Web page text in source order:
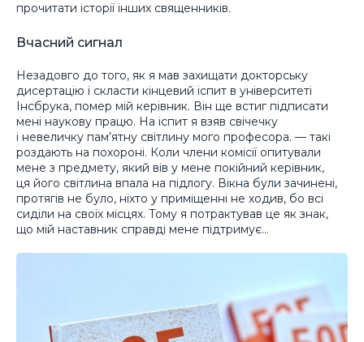
прочитати історії інших священників.
Вчасний сигнал
Незадовго до того, як я мав захищати докторську
дисертацію і скласти кінцевий іспит в університеті
Інсбрука, помер мій керівник. Він ще встиг підписати
мені наукову працю. На іспит я взяв свічечку
і невеличку пам’ятну світлину мого професора. — такі
роздають на похороні. Коли члени комісії опитували
мене з предмету, який вів у мене покійний керівник,
ця його світлина впала на підлогу. Вікна були зачинені,
протягів не було, ніхто у приміщенні не ходив, бо всі
сиділи на своїх місцях. Тому я потрактував це як знак,
що мій наставник справді мене підтримує…